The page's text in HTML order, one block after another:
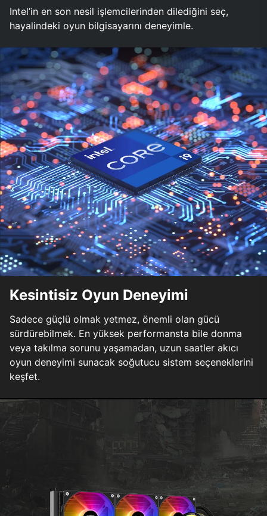
Intel’in en son nesil işlemcilerinden dilediğini seç,
hayalindeki oyun bilgisayarını deneyimle.
Kesintisiz Oyun Deneyimi
Sadece güçlü olmak yetmez, önemli olan gücü
sürdürebilmek. En yüksek performansta bile donma
veya takılma sorunu yaşamadan, uzun saatler akıcı
oyun deneyimi sunacak soğutucu sistem seçeneklerini
keşfet.